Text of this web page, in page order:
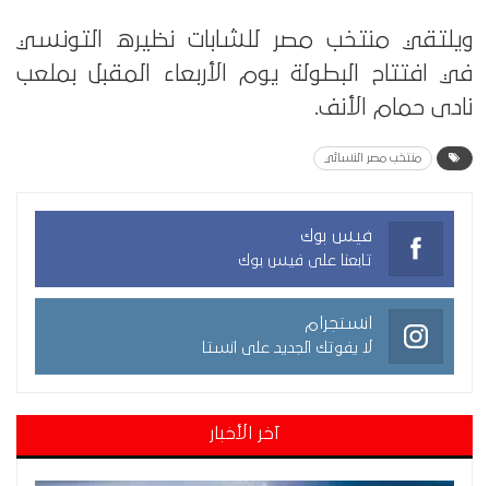
ويلتقي منتخب مصر للشابات نظيره التونسي
في افتتاح البطولة يوم الأربعاء المقبل بملعب
نادى حمام الأنف.
منتخب مصر النسائي
فيس بوك
تابعنا على فيس بوك
انستجرام
لا يفوتك الجديد على انستا
آخر الأخبار